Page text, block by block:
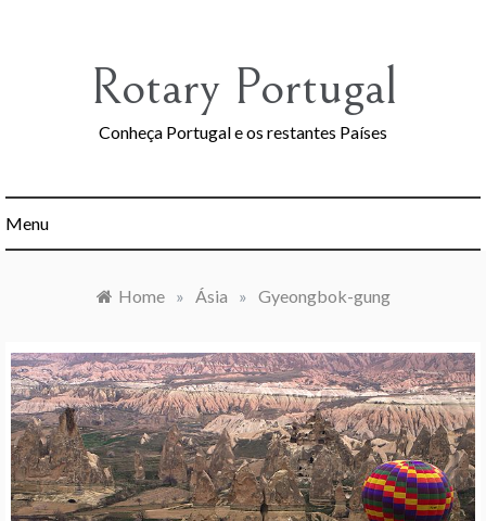
Rotary Portugal
Conheça Portugal e os restantes Países
Menu
Home » Ásia » Gyeongbok-gung